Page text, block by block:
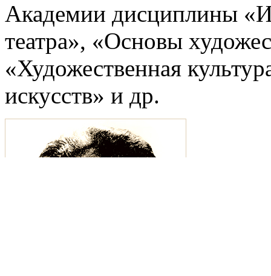
Академии дисциплины
театра», «Основы
«Художественная
искусств» и др.